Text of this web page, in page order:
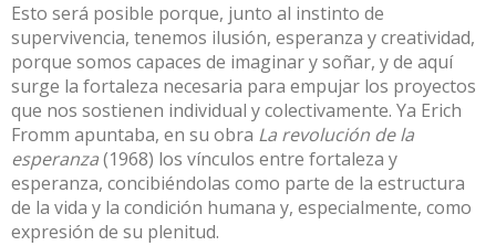
Esto será posible porque, junto al instinto de
supervivencia, tenemos ilusión, esperanza y creatividad,
porque somos capaces de imaginar y soñar, y de aquí
surge la fortaleza necesaria para empujar los proyectos
que nos sostienen individual y colectivamente. Ya Erich
Fromm apuntaba, en su obra La revolución de la
esperanza(1968) los vínculos entre fortaleza y
esperanza, concibiéndolas como parte de la estructura
de la vida y la condición humana y, especialmente, como
expresión de su plenitud.